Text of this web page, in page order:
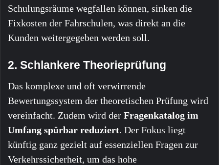
Schulungsräume wegfallen können, sinken die
Fixkosten der Fahrschulen, was direkt an die
Kunden weitergegeben werden soll.
2. Schlankere Theorieprüfung
Das komplexe und oft verwirrende
Bewertungssystem der theoretischen Prüfung wird
vereinfacht. Zudem wird der Fragenkatalog im
Umfang spürbar reduziert. Der Fokus liegt
künftig ganz gezielt auf essenziellen Fragen zur
Verkehrssicherheit, um das hohe